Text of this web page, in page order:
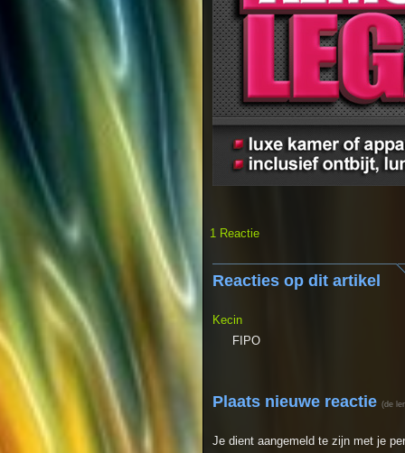
1 Reactie
Reacties op dit artikel
Kecin
FIPO
Plaats nieuwe reactie (de
Je dient aangemeld te zijn met je